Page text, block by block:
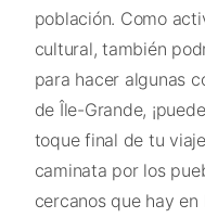
población. Como
cultural, también
para hacer algunas
de Île-Grande,
toque final de tu
caminata por los
cercanos que hay